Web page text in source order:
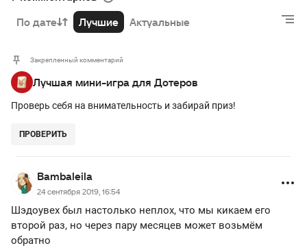
По дате Лучшие Актуальные
Закрепленный комментарий
Лучшая мини-игра для Дотеров
Проверь себя на внимательность и забирай приз!
ПРОВЕРИТЬ
Bambaleila
24 сентября 2019, 16:54
Шэдоувех был настолько неплох, что мы кикаем его
второй раз, но через пару месяцев может возьмём
обратно